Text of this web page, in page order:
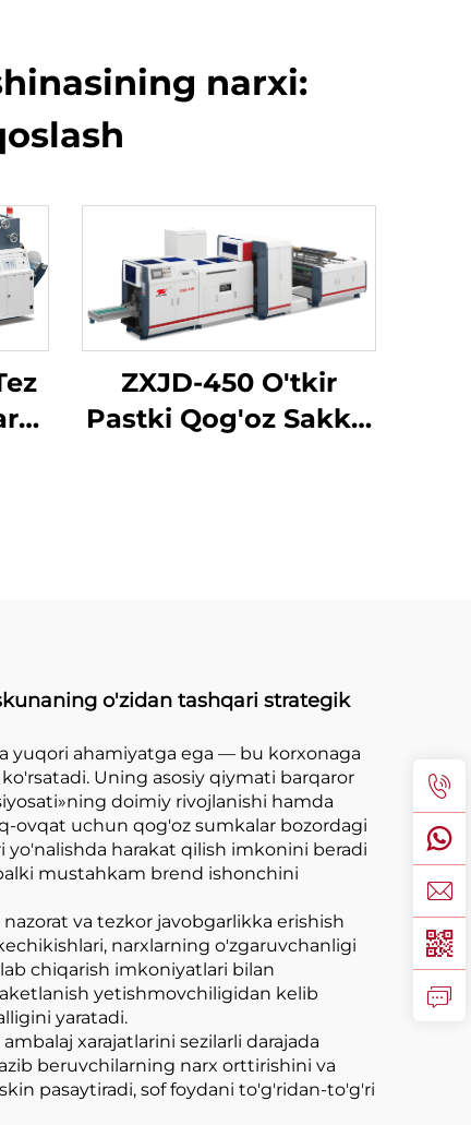
narxi:
ZXJD-450 O'tkir
Pastki Qog'oz Sakkiz
o'zidan tashqari strategik
yuqori ahamiyatga ega — bu korxonaga
Uning asosiy qiymati barqaror
doimiy rivojlanishi hamda
ovqat uchun qog'oz sumkalar bozordagi
harakat qilish imkonini beradi
mustahkam brend ishonchini
va tezkor javobgarlikka erishish
narxlarning o'zgaruvchanligi
chiqarish imkoniyatlari bilan
yetishmovchiligidan kelib
yaratadi.
xarajatlarini sezilarli darajada
beruvchilarning narx orttirishini va
pasaytiradi, sof foydani to'g'ridan-to'g'ri